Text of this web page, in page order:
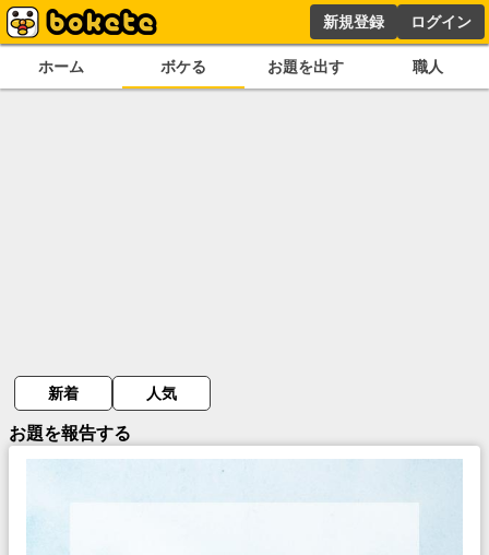
新規登録 ログイン
ホーム ボケる お題を出す 職人
新着 人気
お題を報告する